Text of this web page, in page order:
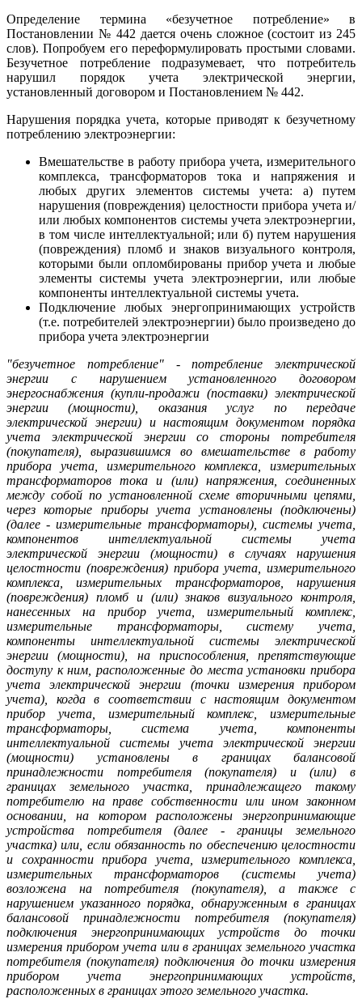
Определение термина «безучетное потребление» в
Постановлении № 442 дается очень сложное (состоит из 245
слов). Попробуем его переформулировать простыми словами.
Безучетное потребление подразумевает, что потребитель
нарушил порядок учета электрической энергии,
установленный договором и Постановлением № 442.
Нарушения порядка учета, которые приводят к безучетному
потреблению электроэнергии:
Вмешательстве в работу прибора учета, измерительного
комплекса, трансформаторов тока и напряжения и
любых других элементов системы учета: а) путем
нарушения (повреждения) целостности прибора учета и/
или любых компонентов системы учета электроэнергии,
в том числе интеллектуальной; или б) путем нарушения
(повреждения) пломб и знаков визуального контроля,
которыми были опломбированы прибор учета и любые
элементы системы учета электроэнергии, или любые
компоненты интеллектуальной системы учета.
Подключение любых энергопринимающих устройств
(т.е. потребителей электроэнергии) было произведено до
прибора учета электроэнергии
"безучетное потребление" - потребление электрической
энергии с нарушением установленного договором
энергоснабжения (купли-продажи (поставки) электрической
энергии (мощности), оказания услуг по передаче
электрической энергии) и настоящим документом порядка
учета электрической энергии со стороны потребителя
(покупателя), выразившимся во вмешательстве в работу
прибора учета, измерительного комплекса, измерительных
трансформаторов тока и (или) напряжения, соединенных
между собой по установленной схеме вторичными цепями,
через которые приборы учета установлены (подключены)
(далее - измерительные трансформаторы), системы учета,
компонентов интеллектуальной системы учета
электрической энергии (мощности) в случаях нарушения
целостности (повреждения) прибора учета, измерительного
комплекса, измерительных трансформаторов, нарушения
(повреждения) пломб и (или) знаков визуального контроля,
нанесенных на прибор учета, измерительный комплекс,
измерительные трансформаторы, систему учета,
компоненты интеллектуальной системы электрической
энергии (мощности), на приспособления, препятствующие
доступу к ним, расположенные до места установки прибора
учета электрической энергии (точки измерения прибором
учета), когда в соответствии с настоящим документом
прибор учета, измерительный комплекс, измерительные
трансформаторы, система учета, компоненты
интеллектуальной системы учета электрической энергии
(мощности) установлены в границах балансовой
принадлежности потребителя (покупателя) и (или) в
границах земельного участка, принадлежащего такому
потребителю на праве собственности или ином законном
основании, на котором расположены энергопринимающие
устройства потребителя (далее - границы земельного
участка) или, если обязанность по обеспечению целостности
и сохранности прибора учета, измерительного комплекса,
измерительных трансформаторов (системы учета)
возложена на потребителя (покупателя), а также с
нарушением указанного порядка, обнаруженным в границах
балансовой принадлежности потребителя (покупателя)
подключения энергопринимающих устройств до точки
измерения прибором учета или в границах земельного участка
потребителя (покупателя) подключения до точки измерения
прибором учета энергопринимающих устройств,
расположенных в границах этого земельного участка.